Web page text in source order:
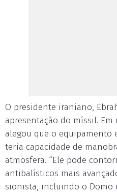
O presidente iraniano,
apresentação do míssil.
alegou que o equipamento
teria capacidade de
atmosfera. “Ele pode
antibalísticos mais
sionista, incluindo o Domo